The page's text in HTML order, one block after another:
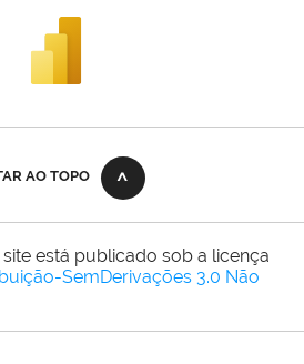
AO TOPO
está publicado sob a licença
SemDerivações 3.0 Não